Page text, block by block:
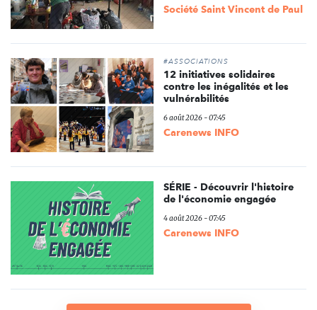
Société Saint Vincent de Paul
#ASSOCIATIONS
12 initiatives solidaires
contre les inégalités et les
vulnérabilités
6 août 2026 - 07:45
Carenews INFO
SÉRIE - Découvrir l'histoire
de l'économie engagée
4 août 2026 - 07:45
Carenews INFO